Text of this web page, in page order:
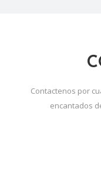
Contactenos por
encantados